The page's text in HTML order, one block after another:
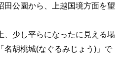
田公園から、上越国境方面を望
、少し平らになったに見える場
名胡桃城(なぐるみじょう)」で